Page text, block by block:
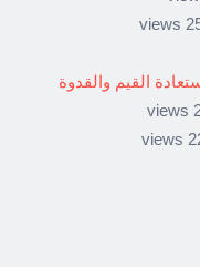
القيم والقدوة